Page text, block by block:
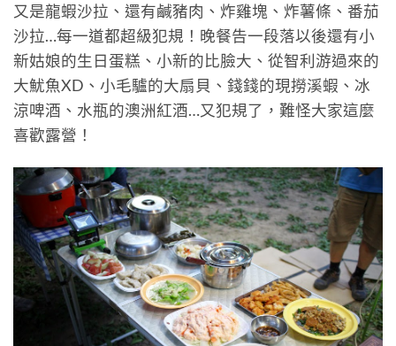
又是龍蝦沙拉、還有鹹豬肉、炸雞塊、炸薯條、番茄
沙拉…每一道都超級犯規！晚餐告一段落以後還有小
新姑娘的生日蛋糕、小新的比臉大、從智利游過來的
大魷魚XD、小毛驢的大扇貝、錢錢的現撈溪蝦、冰
涼啤酒、水瓶的澳洲紅酒…又犯規了，難怪大家這麼
喜歡露營！